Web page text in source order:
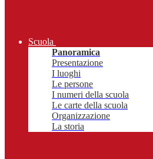
Scuola
Panoramica
Presentazione
I luoghi
Le persone
I numeri della scuola
Le carte della scuola
Organizzazione
La storia